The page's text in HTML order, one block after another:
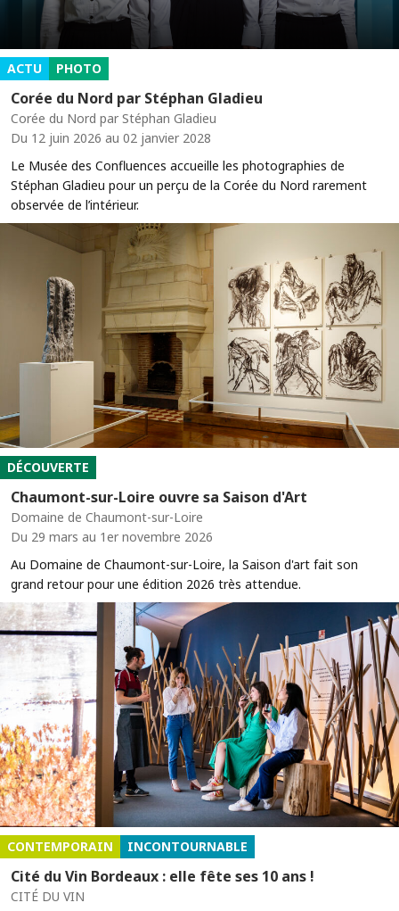
ACTU PHOTO
Corée du Nord par Stéphan Gladieu
Corée du Nord par Stéphan Gladieu
Du 12 juin 2026 au 02 janvier 2028
Le Musée des Confluences accueille les photographies de
Stéphan Gladieu pour un perçu de la Corée du Nord rarement
observée de l’intérieur.
DÉCOUVERTE
Chaumont-sur-Loire ouvre sa Saison d'Art
Domaine de Chaumont-sur-Loire
Du 29 mars au 1er novembre 2026
Au Domaine de Chaumont-sur-Loire, la Saison d'art fait son
grand retour pour une édition 2026 très attendue.
CONTEMPORAIN INCONTOURNABLE
Cité du Vin Bordeaux : elle fête ses 10 ans !
CITÉ DU VIN